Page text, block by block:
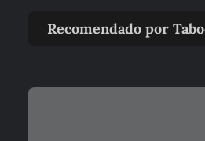
Recomendado por